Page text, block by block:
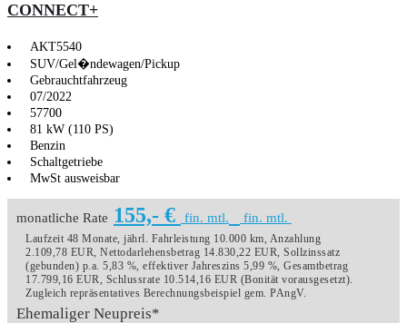
CONNECT+
AKT5540
SUV/Gel�ndewagen/Pickup
Gebrauchtfahrzeug
07/2022
57700
81 kW (110 PS)
Benzin
Schaltgetriebe
MwSt ausweisbar
monatliche Rate 155,- € fin. mtl. fin. mtl.
Laufzeit 48 Monate, jährl. Fahrleistung 10.000 km, Anzahlung
2.109,78 EUR, Nettodarlehensbetrag 14.830,22 EUR, Sollzinssatz
(gebunden) p.a. 5,83 %, effektiver Jahreszins 5,99 %, Gesamtbetrag
17.799,16 EUR, Schlussrate 10.514,16 EUR (Bonität vorausgesetzt).
Zugleich repräsentatives Berechnungsbeispiel gem. PAngV.
Ehemaliger Neupreis*